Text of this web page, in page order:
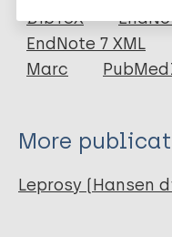
Author
de Menezes MS
Soares US
Diniz ML
BibTeX
EndNote 7 XML
Marc
More
Leprosy (Hansen